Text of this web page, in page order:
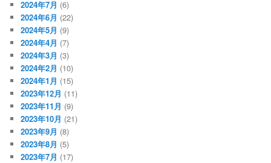
2024年7月 (6)
2024年6月 (22)
2024年5月 (9)
2024年4月 (7)
2024年3月 (3)
2024年2月 (10)
2024年1月 (15)
2023年12月 (11)
2023年11月 (9)
2023年10月 (21)
2023年9月 (8)
2023年8月 (5)
2023年7月 (17)